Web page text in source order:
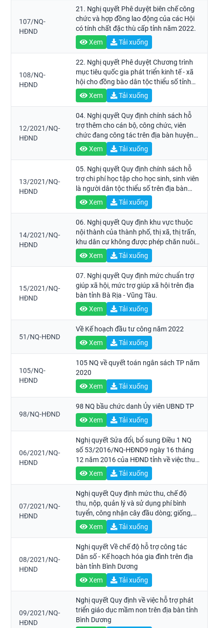
hành chính nhà nước thuộc tỉnh Bà Rịa -
Vũng Tàu năm 2022.
107/NQ-
HĐND
21. Nghị quyết Phê duyệt biên chế công
chức và hợp đồng lao động của các Hội
có tính chất đặc thù cấp tỉnh năm 2022.
Xem
Tải xuống
108/NQ-
HĐND
22. Nghị quyết Phê duyệt Chương trình
mục tiêu quốc gia phát triển kinh tế - xã
hội cho đồng bào dân tộc thiểu số tỉnh
Bà Rịa - Vũng Tàu giai đoạn 2022 - 2025.
Xem Tải xuống
12/2021/NQ-
HĐND
04. Nghị quyết Quy định chính sách hỗ
trợ thêm cho cán bộ, công chức, viên
chức đang công tác trên địa bàn huyện
Côn Đảo được cử đi đào tạo, bồi dưỡng
trong nước và chính sách hỗ trợ tự đào
tạo sau đại học đối với cán bộ, công
chức, viên chức tỉnh Bà Rịa - Vũng Tàu.
Xem Tải xuống
13/2021/NQ-
HĐND
05. Nghị quyết Quy định chính sách hỗ
trợ chi phí học tập cho học sinh, sinh viên
là người dân tộc thiểu số trên địa bàn
tỉnh Bà Rịa - Vũng Tàu đang theo học tại
các trường đại học, cao đẳng, trung cấp.
Xem Tải xuống
14/2021/NQ-
HĐND
06. Nghị quyết Quy định khu vực thuộc
nội thành của thành phố, thị xã, thị trấn,
khu dân cư không được phép chăn nuôi;
vùng nuôi chim yến; chính sách hỗ trợ di
dời cơ sở chăn nuôi ra khỏi khu vực
không được phép chăn nuôi trên địa bàn
tỉnh Bà Rịa - Vũng Tàu.
Xem Tải xuống
15/2021/NQ-
HĐND
07. Nghị quyết Quy định mức chuẩn trợ
giúp xã hội, mức trợ giúp xã hội trên địa
bàn tỉnh Bà Rịa - Vũng Tàu.
Xem
Tải xuống
51/NQ-HĐND
Về Kế hoạch đầu tư công năm 2022
Xem
Tải xuống
105/NQ-
HĐND
105 NQ về quyết toán ngân sách TP năm
2020
Xem
Tải xuống
98/NQ-HĐND
98 NQ bầu chức danh Ủy viên UBND TP
Xem
Tải xuống
06/2021/NQ-
HĐND
Nghị quyết Sửa đổi, bổ sung Điều 1 NQ
số 53/2016/NQ-HĐND9 ngày 16 tháng
12 năm 2016 của HĐND tỉnh về việc thu
tiền bảo vệ, phát triển đất trồng lúa trên
địa bàn tỉnh Bình Dương
Xem Tải xuống
07/2021/NQ-
HĐND
Nghị quyết Quy định mức thu, chế độ
thu, nộp, quản lý và sử dụng phí bình
tuyển, công nhận cây đầu dòng; giống,
vườn giống cây lâm nghiệp trên địa bàn
tỉnh Bình Dương
Xem Tải xuống
08/2021/NQ-
HĐND
Nghị quyết Về chế độ hỗ trợ công tác
Dân số - Kế hoạch hóa gia đình trên địa
bàn tỉnh Bình Dương
Xem
Tải xuống
09/2021/NQ-
HĐND
Nghị quyết Quy định về việc hỗ trợ phát
triển giáo dục mầm non trên địa bàn tỉnh
Bình Dương